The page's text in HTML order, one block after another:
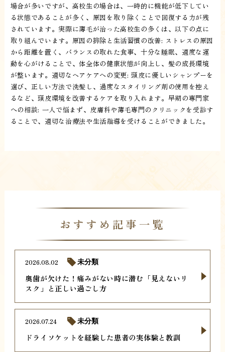
場合が多いですが、高校生の場合は、一時的に機能が低下してい
る状態であることが多く、原因を取り除くことで回復する力が残
されています。実際に薄毛が治った高校生の多くは、以下の点に
取り組んでいます。原因の排除と生活習慣の改善: ストレスの原因
から距離を置く、バランスの取れた食事、十分な睡眠、適度な運
動を心がけることで、体全体の健康状態が向上し、髪の成長環境
が整います。適切なヘアケアへの変更: 頭皮に優しいシャンプーを
選び、正しい方法で洗髪し、過度なスタイリング剤の使用を控え
るなど、頭皮環境を改善するケアを取り入れます。早期の専門家
への相談: 一人で悩まず、皮膚科や薄毛専門のクリニックを受診す
ることで、適切な治療法や生活指導を受けることができました。
おすすめ記事一覧
奥歯が欠けた！痛みがない時に潜む「見えないリ
スク」と正しい過ごし方
2026.08.02 未分類
ドライソケットを経験した患者の実体験と教訓
2026.07.24 未分類